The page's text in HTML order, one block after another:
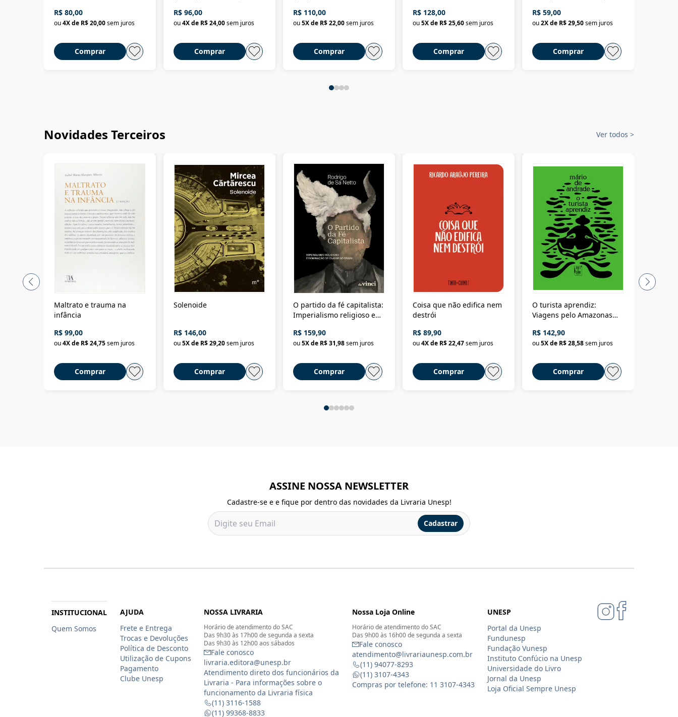
R$ 80,00
ou4X de R$ 20,00sem juros
Comprar
R$ 96,00
ou4X de R$ 24,00sem juros
Comprar
Nova República (1985-
2018)
R$ 110,00
ou5X de R$ 22,00sem juros
Comprar
Civilização material
R$ 128,00
ou5X de R$ 25,60sem juros
Comprar
selvagem
R$ 59,00
ou2X de R$ 29,50sem juros
Comprar
Novidades Terceiros Ver todos >
Maltrato e trauma na
infância
R$ 99,00
ou4X de R$ 24,75sem juros
Comprar
Solenoide
R$ 146,00
ou5X de R$ 29,20sem juros
Comprar
O partido da fé capitalista:
Imperialismo religioso e
Brasil
R$ 159,90
ou5X de R$ 31,98sem juros
Comprar
Coisa que não edifica nem
destrói
R$ 89,90
ou4X de R$ 22,47sem juros
Comprar
O turista aprendiz:
Viagens pelo Amazonas
até a Bolívia e por Marajó
até dizer chega
R$ 142,90
ou5X de R$ 28,58sem juros
Comprar
ASSINE NOSSA NEWSLETTER
Cadastre-se e e fique por dentro das novidades da Livraria Unesp!
Cadastrar
INSTITUCIONAL
Quem Somos
AJUDA
Frete e Entrega
Trocas e Devoluções
Política de Desconto
Utilização de Cupons
Pagamento
Clube Unesp
NOSSA LIVRARIA
Horário de atendimento do SAC
Das 9h30 às 17h00 de segunda a sexta
Das 9h30 às 12h00 aos sábados
Fale conosco
livraria.editora@unesp.br
Atendimento direto dos funcionários da
Livraria - Para informações sobre o
funcionamento da Livraria física
(11) 3116-1588
(11) 99368-8833
Nossa Loja Online
Horário de atendimento do SAC
Das 9h00 às 16h00 de segunda a sexta
Fale conosco
atendimento@livrariaunesp.com.br
(11) 94077-8293
(11) 3107-4343
Compras por telefone: 11 3107-4343
UNESP
Portal da Unesp
Fundunesp
Fundação Vunesp
Instituto Confúcio na Unesp
Universidade do Livro
Jornal da Unesp
Loja Oficial Sempre Unesp